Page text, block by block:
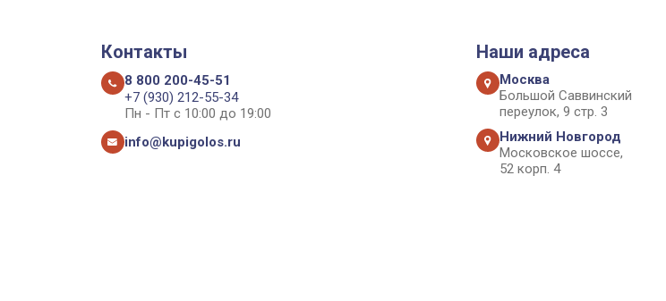
Контакты
8 800 200-45-51
+7 (930) 212-55-34
Пн - Пт с 10:00 до 19:00
info@kupigolos.ru
Наши адреса
Москва
Большой Саввинский
переулок, 9 стр. 3
Нижний Новгород
Московское шоссе,
52 корп. 4